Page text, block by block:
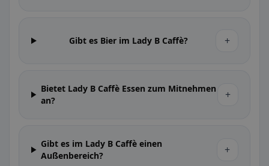
Gibt es Bier im Lady B Caffè? +
Bietet Lady B Caffè Essen zum Mitnehmen
an?
+
Gibt es im Lady B Caffè einen
Außenbereich?
+